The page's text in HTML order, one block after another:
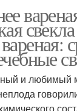
и любимый